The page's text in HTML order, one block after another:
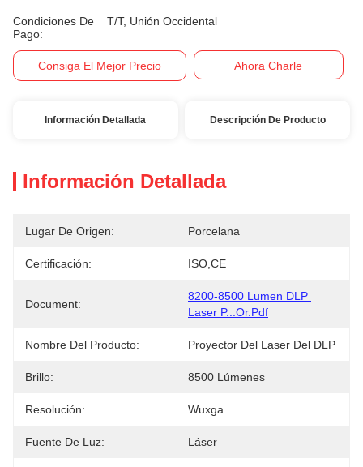
Condiciones De
Pago:
T/T, Unión Occidental
Consiga El Mejor Precio Ahora Charle
Información Detallada Descripción De Producto
Información Detallada
Lugar De Origen: Porcelana
Certificación: ISO,CE
Document:
8200-8500 Lumen DLP
Laser P...or.pdf
Nombre Del Producto: Proyector Del Laser Del DLP
Brillo: 8500 Lúmenes
Resolución: Wuxga
Fuente De Luz: Láser